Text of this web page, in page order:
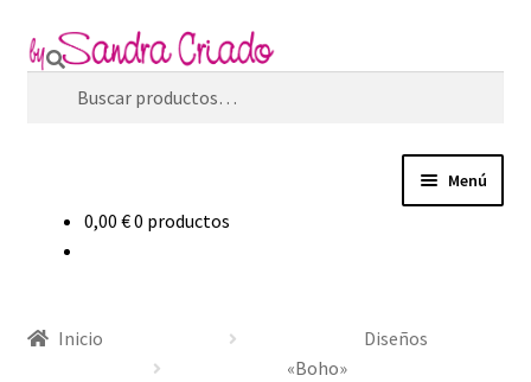
Ir
a
Ir
al
contenido
Buscar
Menú
0,00 €0 productos
Inicio
Diseños
«Boho»